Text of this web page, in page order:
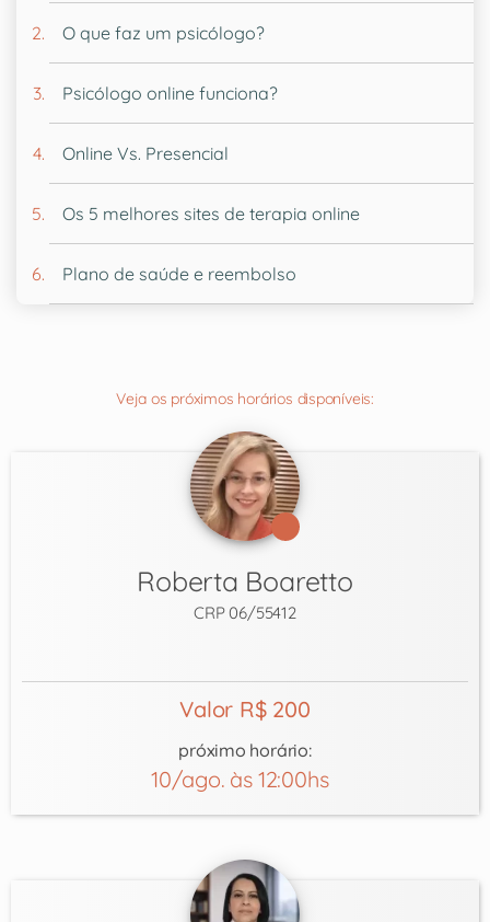
O que faz um psicólogo?
Psicólogo online funciona?
Online Vs. Presencial
Os 5 melhores sites de terapia online
Plano de saúde e reembolso
Veja os próximos horários disponíveis:
Roberta Boaretto
CRP 06/55412
Valor R$ 200
próximo horário:
10/ago. às 12:00hs